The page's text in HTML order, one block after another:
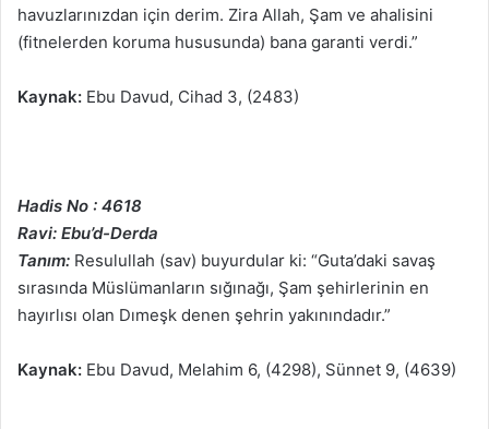
havuzlarınızdan için derim. Zira Allah, Şam ve ahalisini
(fitnelerden koruma hususunda) bana garanti verdi.”
Kaynak: Ebu Davud, Cihad 3, (2483)
Hadis No : 4618
Ravi: Ebu’d-Derda
Tanım: Resulullah (sav) buyurdular ki: “Guta’daki savaş
sırasında Müslümanların sığınağı, Şam şehirlerinin en
hayırlısı olan Dımeşk denen şehrin yakınındadır.”
Kaynak: Ebu Davud, Melahim 6, (4298), Sünnet 9, (4639)